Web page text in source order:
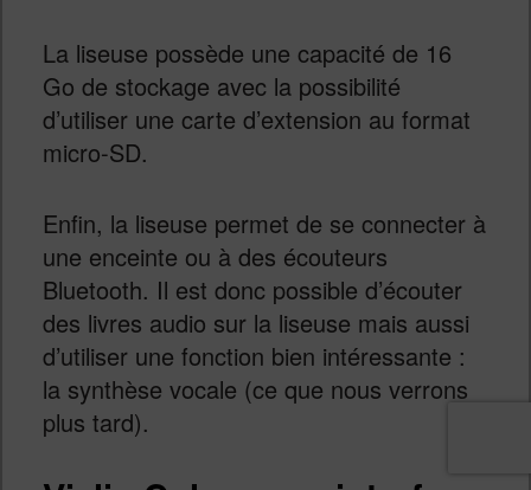
La liseuse possède une capacité de 16
Go de stockage avec la possibilité
d’utiliser une carte d’extension au format
micro-SD.
Enfin, la liseuse permet de se connecter à
une enceinte ou à des écouteurs
Bluetooth. Il est donc possible d’écouter
des livres audio sur la liseuse mais aussi
d’utiliser une fonction bien intéressante :
la synthèse vocale (ce que nous verrons
plus tard).